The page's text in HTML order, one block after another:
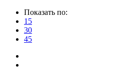
Показать по:
15
30
45